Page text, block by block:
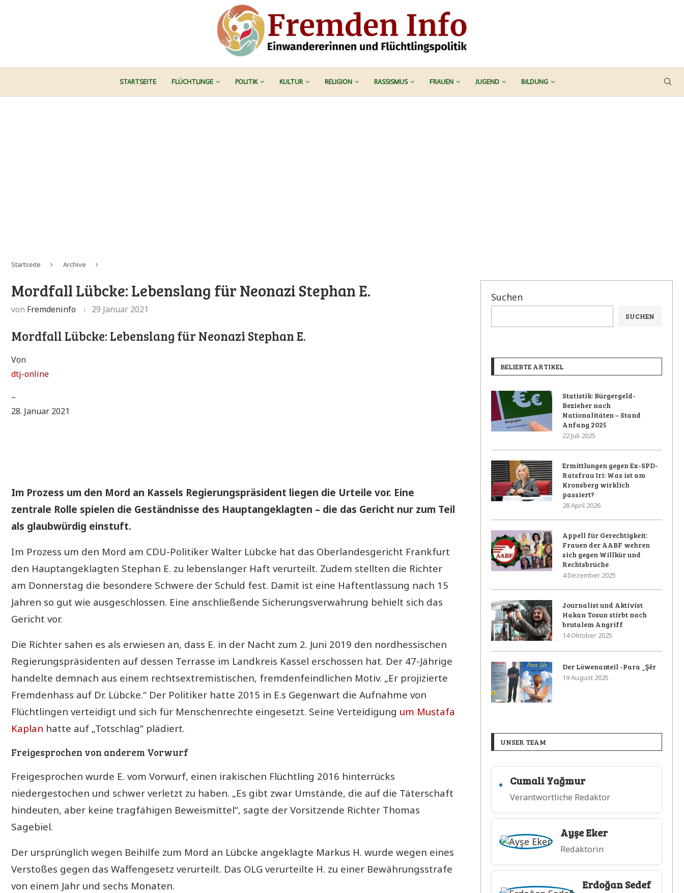
STARTSEITE FLÜCHTLINGE POLITIK KULTUR RELIGION RASSISMUS FRAUEN JUGEND BILDUNG
Startseite Archive
Mordfall Lübcke: Lebenslang für Neonazi Stephan E.
von Fremdeninfo 29 Januar 2021
Mordfall Lübcke: Lebenslang für Neonazi Stephan E.
Von
dtj-online
–
28. Januar 2021
Im Prozess um den Mord an Kassels Regierungspräsident liegen die Urteile vor. Eine
zentrale Rolle spielen die Geständnisse des Hauptangeklagten – die das Gericht nur zum Teil
als glaubwürdig einstuft.
Im Prozess um den Mord am CDU-Politiker Walter Lübcke hat das Oberlandesgericht Frankfurt
den Hauptangeklagten Stephan E. zu lebenslanger Haft verurteilt. Zudem stellten die Richter
am Donnerstag die besondere Schwere der Schuld fest. Damit ist eine Haftentlassung nach 15
Jahren so gut wie ausgeschlossen. Eine anschließende Sicherungsverwahrung behielt sich das
Gericht vor.
Die Richter sahen es als erwiesen an, dass E. in der Nacht zum 2. Juni 2019 den nordhessischen
Regierungspräsidenten auf dessen Terrasse im Landkreis Kassel erschossen hat. Der 47-Jährige
handelte demnach aus einem rechtsextremistischen, fremdenfeindlichen Motiv. „Er projizierte
Fremdenhass auf Dr. Lübcke.“ Der Politiker hatte 2015 in E.s Gegenwart die Aufnahme von
Flüchtlingen verteidigt und sich für Menschenrechte eingesetzt. Seine Verteidigung um Mustafa
Kaplan hatte auf „Totschlag“ plädiert.
Freigesprochen von anderem Vorwurf
Freigesprochen wurde E. vom Vorwurf, einen irakischen Flüchtling 2016 hinterrücks
niedergestochen und schwer verletzt zu haben. „Es gibt zwar Umstände, die auf die Täterschaft
hindeuten, aber keine tragfähigen Beweismittel“, sagte der Vorsitzende Richter Thomas
Sagebiel.
Der ursprünglich wegen Beihilfe zum Mord an Lübcke angeklagte Markus H. wurde wegen eines
Verstoßes gegen das Waffengesetz verurteilt. Das OLG verurteilte H. zu einer Bewährungsstrafe
von einem Jahr und sechs Monaten.
Suchen
SUCHEN
BELIEBTE ARTIKEL
Statistik: Bürgergeld-
Bezieher nach
Nationalitäten – Stand
Anfang 2025
22 Juli 2025
Ermittlungen gegen Ex-SPD-
Ratsfrau Iri: Was ist am
Kronsberg wirklich
passiert?
28 April 2026
Appell für Gerechtigkeit:
Frauen der AABF wehren
sich gegen Willkür und
Rechtsbrüche
4 Dezember 2025
Journalist und Aktivist
Hakan Tosun stirbt nach
brutalem Angriff
14 Oktober 2025
Der Löwenanteil -Para _Şêr
19 August 2025
UNSER TEAM
Cumali Yağmur
Verantwortliche Redaktor
Ayşe Eker
Redaktorin
Erdoğan Sedef